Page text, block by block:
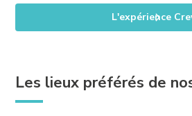
L'expérience
Les lieux préférés de